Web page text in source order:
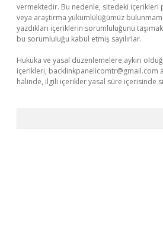
vermektedir. Bu nedenle, sitedeki
veya araştırma yükümlülüğümüz
yazdıkları içeriklerin sorumluluğunu
bu sorumluluğu kabul etmiş sayılırlar.
Hukuka ve yasal düzenlemelere aykırı
içerikleri, backlinkpanelicomtr@gmail.com
halinde, ilgili içerikler yasal süre içerisinde